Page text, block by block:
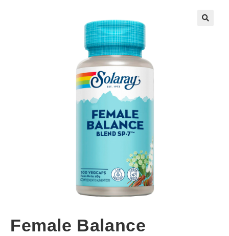
Female Balance